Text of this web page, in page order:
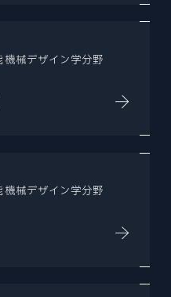
械デザイン学分野
械デザイン学分野